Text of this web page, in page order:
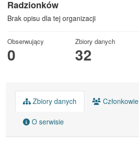
Radzionków
Brak opisu dla tej organizacji
Obserwujący
0
Zbiory danych
32
Zbiory danych Członkowie
O serwisie